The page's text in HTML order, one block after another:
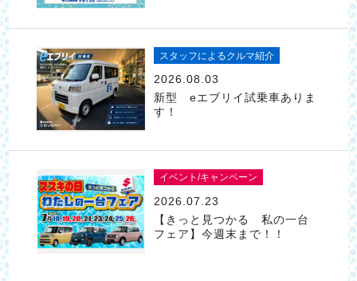
スタッフによるクルマ紹介
2026.08.03
新型 eエブリイ試乗車ありま
す！
イベント/キャンペーン
2026.07.23
【きっと見つかる 私の一台
フェア】今週末まで！！